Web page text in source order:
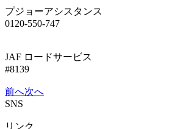
プジョーアシスタンス
0120-550-747
JAF ロードサービス
#8139
前へ次へ
SNS
リンク